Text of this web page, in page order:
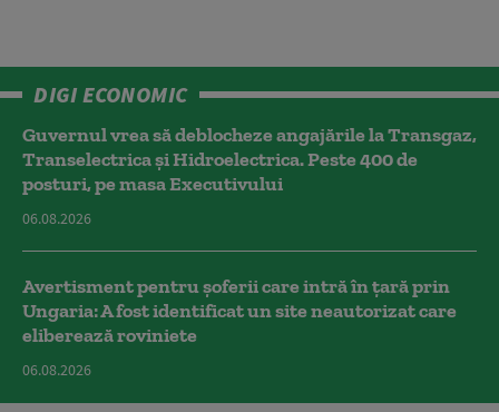
DIGI ECONOMIC
Guvernul vrea să deblocheze angajările la Transgaz,
Transelectrica și Hidroelectrica. Peste 400 de
posturi, pe masa Executivului
06.08.2026
Avertisment pentru șoferii care intră în țară prin
Ungaria: A fost identificat un site neautorizat care
eliberează roviniete
06.08.2026